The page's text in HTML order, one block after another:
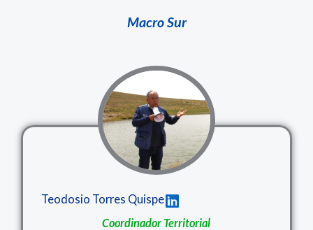
Macro Sur
Teodosio Torres Quispe
Coordinador Territorial